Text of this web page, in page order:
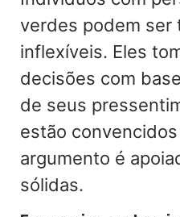
verdes podem ser
inflexíveis. Eles
decisões com
de seus
estão
argumento é
sólidas.